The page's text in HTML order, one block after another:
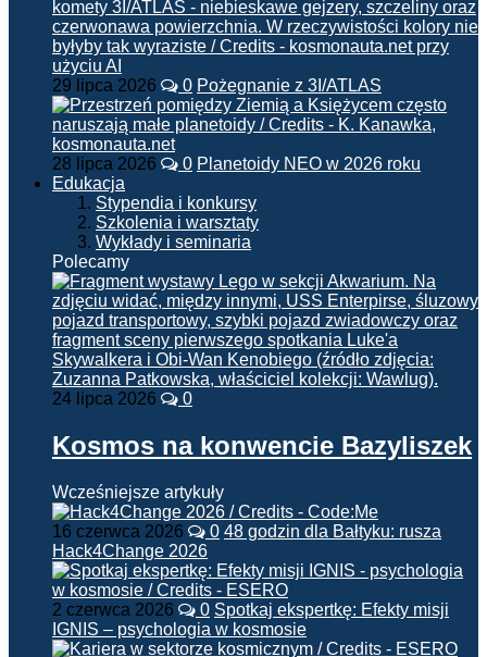
29 lipca 2026 0 Pożegnanie z 3I/ATLAS
28 lipca 2026 0 Planetoidy NEO w 2026 roku
Edukacja
Stypendia i konkursy
Szkolenia i warsztaty
Wykłady i seminaria
Polecamy
24 lipca 2026 0
Kosmos na konwencie Bazyliszek
Wcześniejsze artykuły
16 czerwca 2026 0 48 godzin dla Bałtyku: rusza
Hack4Change 2026
2 czerwca 2026 0 Spotkaj ekspertkę: Efekty misji
IGNIS – psychologia w kosmosie